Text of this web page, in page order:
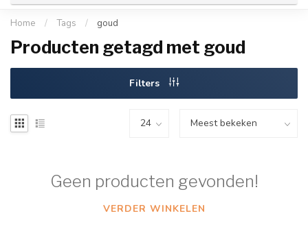
Home / Tags / goud
Producten getagd met goud
Filters
Geen producten gevonden!
VERDER WINKELEN